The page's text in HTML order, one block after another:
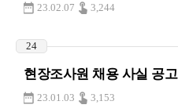
23.02.07 3,244
24
현장조사원 채용 사실 공고
23.01.03 3,153